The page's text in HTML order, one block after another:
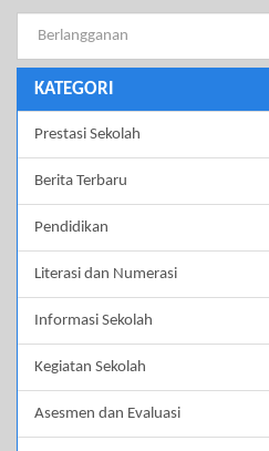
KATEGORI
Prestasi Sekolah
Berita Terbaru
Pendidikan
Literasi dan Numerasi
Informasi Sekolah
Kegiatan Sekolah
Asesmen dan Evaluasi